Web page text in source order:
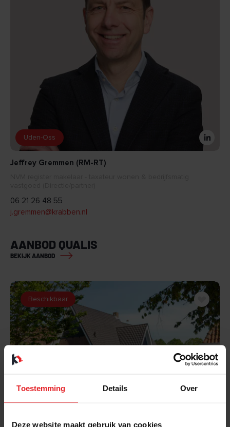
Toestemming Details Over
Deze website maakt gebruik van cookies
Uden-Oss
Jeffrey Gremmen (RM-RT)
06 21 26 48 55
j.gremmen@krabben.nl
AANBOD QUALIS
BEKIJK AANBOD
Beschikbaar